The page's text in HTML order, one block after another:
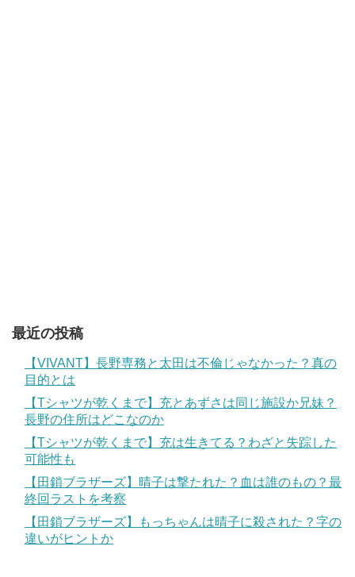
最近の投稿
【VIVANT】長野専務と太田は不倫じゃなかった？真の
目的とは
【Tシャツが乾くまで】充とあずさは同じ施設か兄妹？
長野の住所はどこなのか
【Tシャツが乾くまで】充は生きてる？わざと失踪した
可能性も
【田鎖ブラザーズ】晴子は撃たれた？血は誰のもの？最
終回ラストを考察
【田鎖ブラザーズ】もっちゃんは晴子に殺された？字の
違いがヒントか